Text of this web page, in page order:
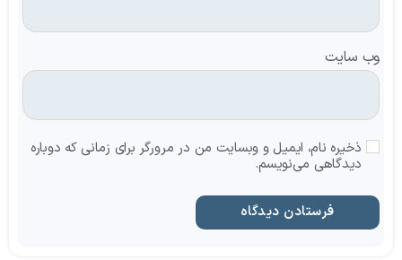
وب‌ سایت
ذخیره نام، ایمیل و وبسایت من در مرورگر برای زمانی که دوباره
دیدگاهی می‌نویسم.